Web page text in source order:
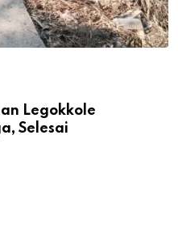
Legokkole
Selesai